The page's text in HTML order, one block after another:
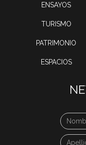
ENSAYOS
TURISMO
PATRIMONIO
ESPACIOS